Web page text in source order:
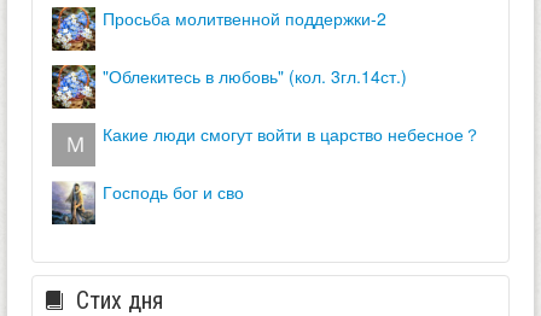
просьба молитвенной поддержки-2
"облекитесь в любовь" (кол. 3гл.14ст.)
какие люди смогут войти в царство небесное？
господь бог и сво
Стих дня